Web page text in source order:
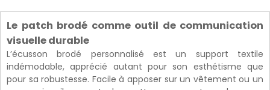
Le patch brodé comme outil de communication
visuelle durable
L’écusson brodé personnalisé est un support textile
indémodable, apprécié autant pour son esthétisme que
pour sa robustesse. Facile à apposer sur un vêtement ou un